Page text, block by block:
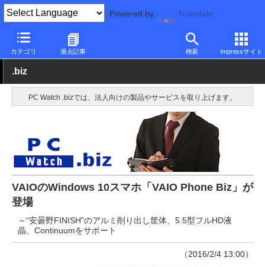
Powered by Translate
カテゴリ 過去記事 検索 Impressサイト
PC Watch パソコン/タブレット/スマートフォン スマートフォン
.biz
PC Watch .bizでは、法人向けの製品やサービスを取り上げます。
VAIOのWindows 10スマホ「VAIO Phone Biz」が
登場
～“安曇野FINISH”のアルミ削り出し筐体、5.5型フルHD液
晶、Continuumをサポート
（2016/2/4 13:00）